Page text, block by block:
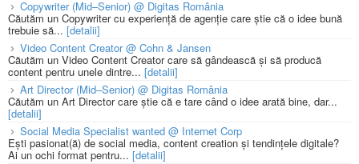
Copywriter (Mid–Senior) @ Digitas România
Căutăm un Copywriter cu experiență de agenție care știe că o idee bună
trebuie să... [detalii]
Video Content Creator @ Cohn & Jansen
Căutăm un Video Content Creator care să gândească și să producă
content pentru unele dintre... [detalii]
Art Director (Mid–Senior) @ Digitas România
Căutăm un Art Director care știe că e tare când o idee arată bine, dar...
[detalii]
Social Media Specialist wanted @ Internet Corp
Ești pasionat(ă) de social media, content creation și tendințele digitale?
Ai un ochi format pentru... [detalii]